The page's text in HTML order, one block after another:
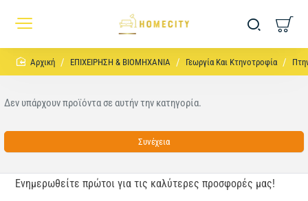
homeΕΠΙΧΕΙΡΗΣΗ & ΒΙΟΜΗΧΑΝΙΑ Γεωργία Και Κτηνοτροφία
Δεν υπάρχουν προϊόντα σε αυτήν την κατηγορία.
Συνέχεια
Ενημερωθείτε πρώτοι για τις καλύτερες προσφορές μας!